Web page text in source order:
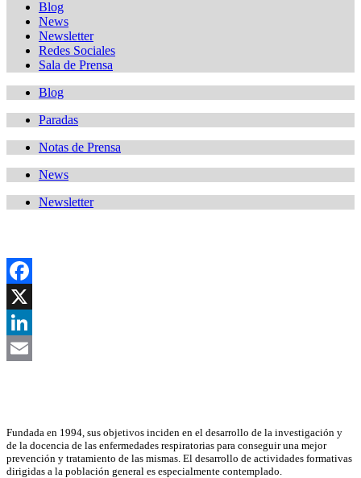
Blog
News
Newsletter
Redes Sociales
Sala de Prensa
Blog
Paradas
Notas de Prensa
News
Newsletter
Facebook
X
LinkedIn
Fundada en 1994, sus objetivos inciden en el desarrollo de la investigación y
de la docencia de las enfermedades respiratorias para conseguir una mejor
prevención y tratamiento de las mismas. El desarrollo de actividades formativas
dirigidas a la población general es especialmente contemplado.